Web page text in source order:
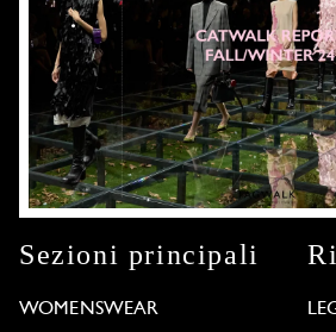
Sezioni principali
WOMENSWEAR